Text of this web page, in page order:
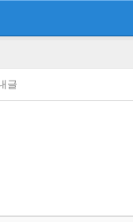
글